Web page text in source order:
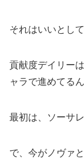
それはいいとして
貢献度デイリー
ャラで進めてるん
最初は、ソーサ
で、今がノヴァと